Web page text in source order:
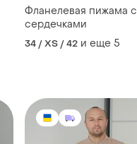
Фланелевая пижама с
сердечками
34 / XS / 42 и еще 5